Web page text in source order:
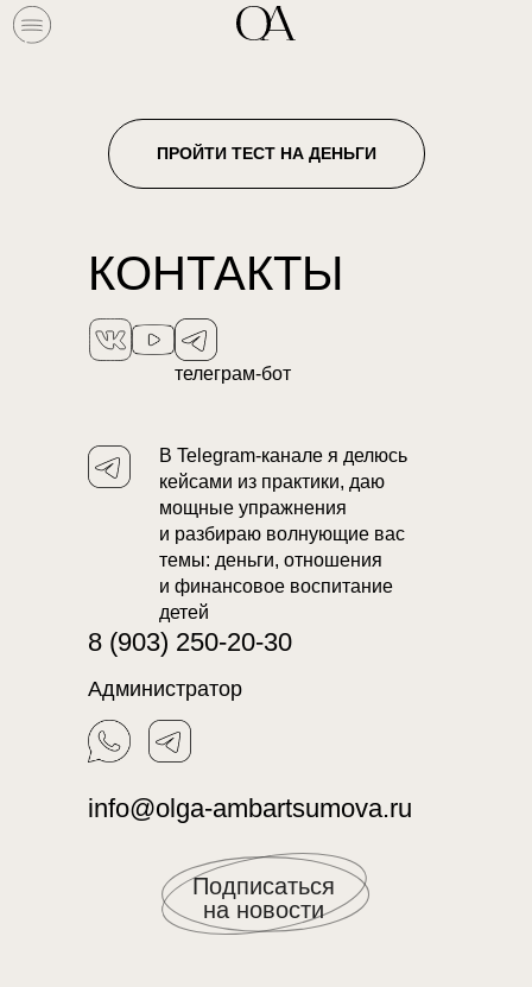
ОБО
МНЕ
СИСТЕМНЫЕ РАССТАНОВКИ
ПРОЙТИ ТЕСТ НА ДЕНЬГИ
телеграм-бот
КОНТАКТЫ
info@olga-ambartsumova.ru
8 (903) 250-20-30
Администратор
В Telegram-канале я делюсь
кейсами из практики, даю
мощные упражнения
и разбираю волнующие вас
темы: деньги, отношения
и финансовое воспитание
детей
Подписаться
на новости